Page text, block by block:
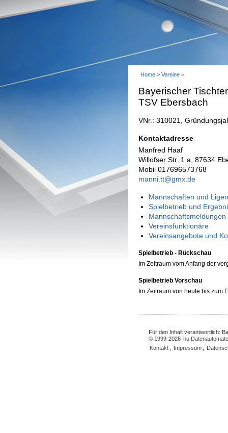
Home > Vereine >
Bayerischer
TSV Ebersbach
VNr.: 310021,
Kontaktadresse
Manfred Haaf
Willofser Str. 1 a, 87634
Mobil 017696573768
manni.tt@gmx.de
Mannschaften und
Spielbetrieb und
Vereinsfunktionäre
Vereinsangebote und
Spielbetrieb - Rückschau
Im Zeitraum vom Anfang der
Spielbetrieb Vorschau
Im Zeitraum von heute bis zum
Für den Inhalt verantwortlich:
© 1999-2026 nu
Kontakt
Impressum